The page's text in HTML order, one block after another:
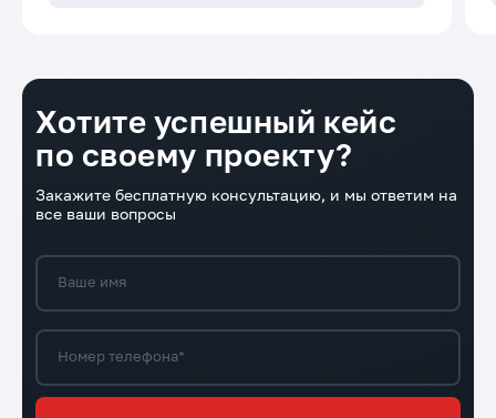
Хотите успешный кейс
по своему проекту?
Закажите бесплатную консультацию, и мы ответим на
все ваши вопросы
Ваше имя
Номер телефона*